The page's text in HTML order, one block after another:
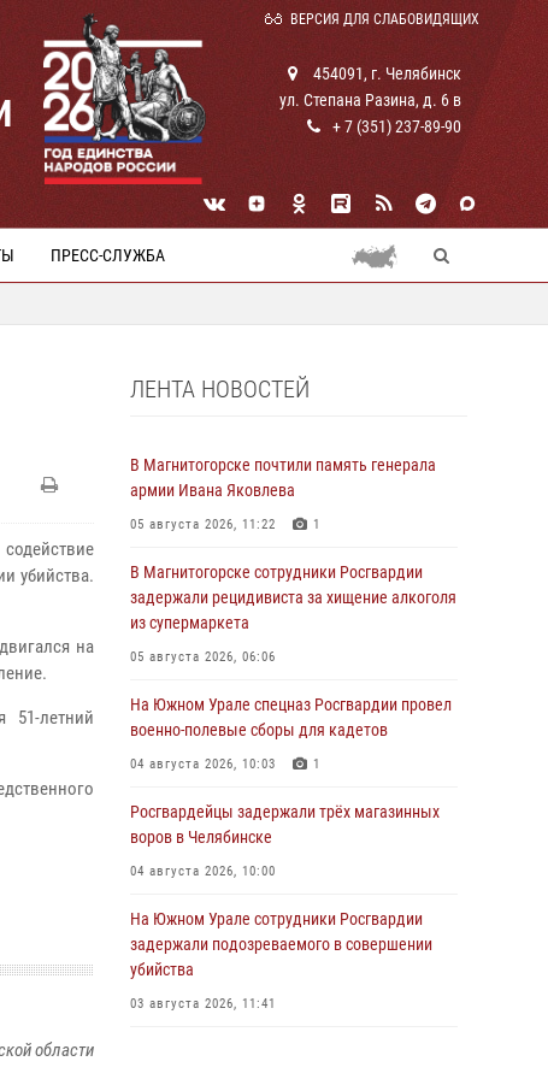
ВЕРСИЯ ДЛЯ СЛАБОВИДЯЩИХ
454091, г. Челябинск
ул. Степана Разина, д. 6 в
+ 7 (351) 237-89-90
ПРЕСС-СЛУЖБА
убийства.
на
51-летний
области
ЛЕНТА НОВОСТЕЙ
В Магнитогорске почтили память генерала
армии Ивана Яковлева
05 августа 2026, 11:22 1
В Магнитогорске сотрудники Росгвардии
задержали рецидивиста за хищение алкоголя
из супермаркета
05 августа 2026, 06:06
На Южном Урале спецназ Росгвардии провел
военно-полевые сборы для кадетов
04 августа 2026, 10:03 1
Росгвардейцы задержали трёх магазинных
воров в Челябинске
04 августа 2026, 10:00
На Южном Урале сотрудники Росгвардии
задержали подозреваемого в совершении
убийства
03 августа 2026, 11:41